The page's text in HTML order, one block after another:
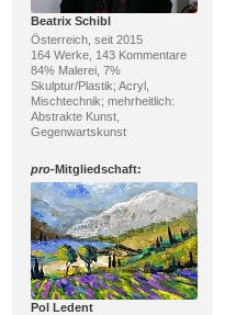
Beatrix Schibl
Österreich, seit 2015
164 Werke, 143 Kommentare
84% Malerei, 7%
Skulptur/Plastik; Acryl,
Mischtechnik; mehrheitlich:
Abstrakte Kunst,
Gegenwartskunst
pro-Mitgliedschaft:
Pol Ledent